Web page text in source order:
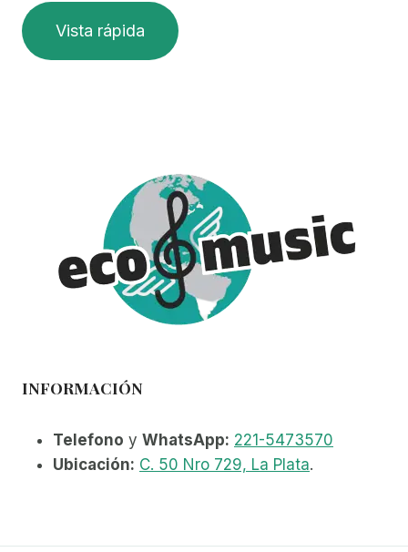
Vista rápida
INFORMACIÓN
Telefono y WhatsApp: 221-5473570
Ubicación: C. 50 Nro 729, La Plata.